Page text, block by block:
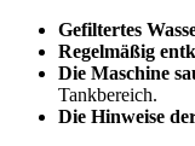
Gefiltertes
Regelmäßig
Die Maschine
Tankbereich.
Die Hinweise